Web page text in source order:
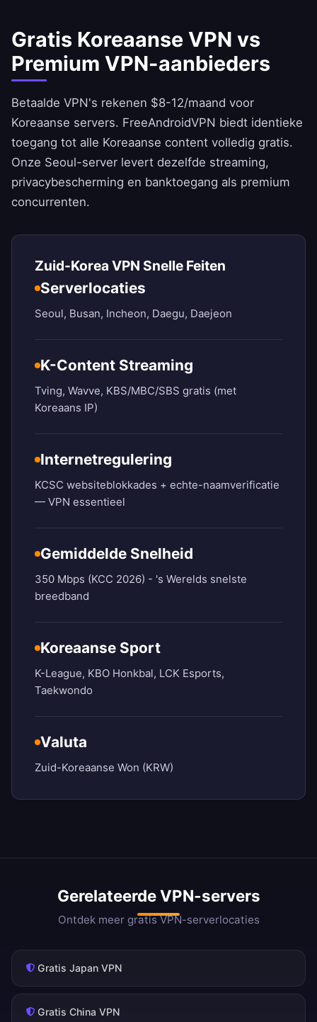
Gratis Koreaanse VPN vs
Premium VPN-aanbieders
Betaalde VPN's rekenen $8-12/maand voor
Koreaanse servers. FreeAndroidVPN biedt identieke
toegang tot alle Koreaanse content volledig gratis.
Onze Seoul-server levert dezelfde streaming,
privacybescherming en banktoegang als premium
concurrenten.
Zuid-Korea VPN Snelle Feiten
Serverlocaties
Seoul, Busan, Incheon, Daegu, Daejeon
K-Content Streaming
Tving, Wavve, KBS/MBC/SBS gratis (met
Koreaans IP)
Internetregulering
KCSC websiteblokkades + echte-naamverificatie
— VPN essentieel
Gemiddelde Snelheid
350 Mbps (KCC 2026) - 's Werelds snelste
breedband
Koreaanse Sport
K-League, KBO Honkbal, LCK Esports,
Taekwondo
Valuta
Zuid-Koreaanse Won (KRW)
Gerelateerde VPN-servers
Ontdek meer gratis VPN-serverlocaties
Gratis Japan VPN
Gratis China VPN